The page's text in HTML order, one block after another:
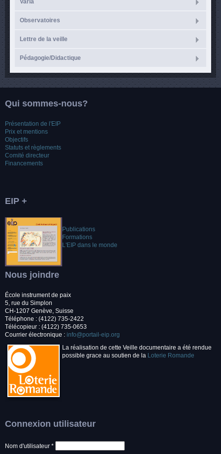
Varia
Observatoires
Lettre de la veille
Pédagogie/Didactique
Qui sommes-nous?
Présentation de l'EIP
Prix et mentions
Objectifs
Statuts et règlements
Comité directeur
Financements
EIP +
Publications
Formations
L'EIP dans le monde
Nous joindre
École instrument de paix
5, rue du Simplon
CH-1207 Genève, Suisse
Téléphone : (4122) 735-2422
Télécopieur : (4122) 735-0653
Courrier électronique : info@portail-eip.org
La réalisation de cette Veille documentaire a été rendue
possible grace au soutien de la Loterie Romande
Connexion utilisateur
Nom d'utilisateur *